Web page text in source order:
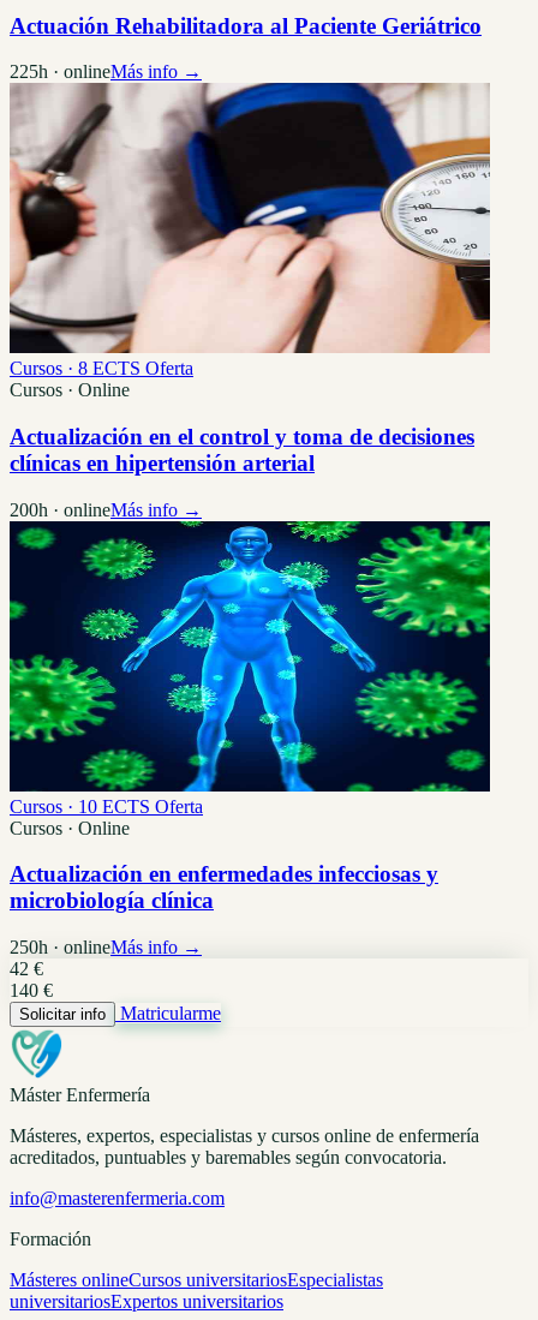
Actuación Rehabilitadora al Paciente Geriátrico
225h · onlineMás info →
Cursos · 8 ECTS Oferta
Cursos · Online
Actualización en el control y toma de decisiones
clínicas en hipertensión arterial
200h · onlineMás info →
Cursos · 10 ECTS Oferta
Cursos · Online
Actualización en enfermedades infecciosas y
microbiología clínica
250h · onlineMás info →
42 €
140 €
Solicitar info Matricularme
Máster Enfermería
Másteres, expertos, especialistas y cursos online de enfermería
acreditados, puntuables y baremables según convocatoria.
info@masterenfermeria.com
Formación
Másteres onlineCursos universitariosEspecialistas
universitariosExpertos universitarios